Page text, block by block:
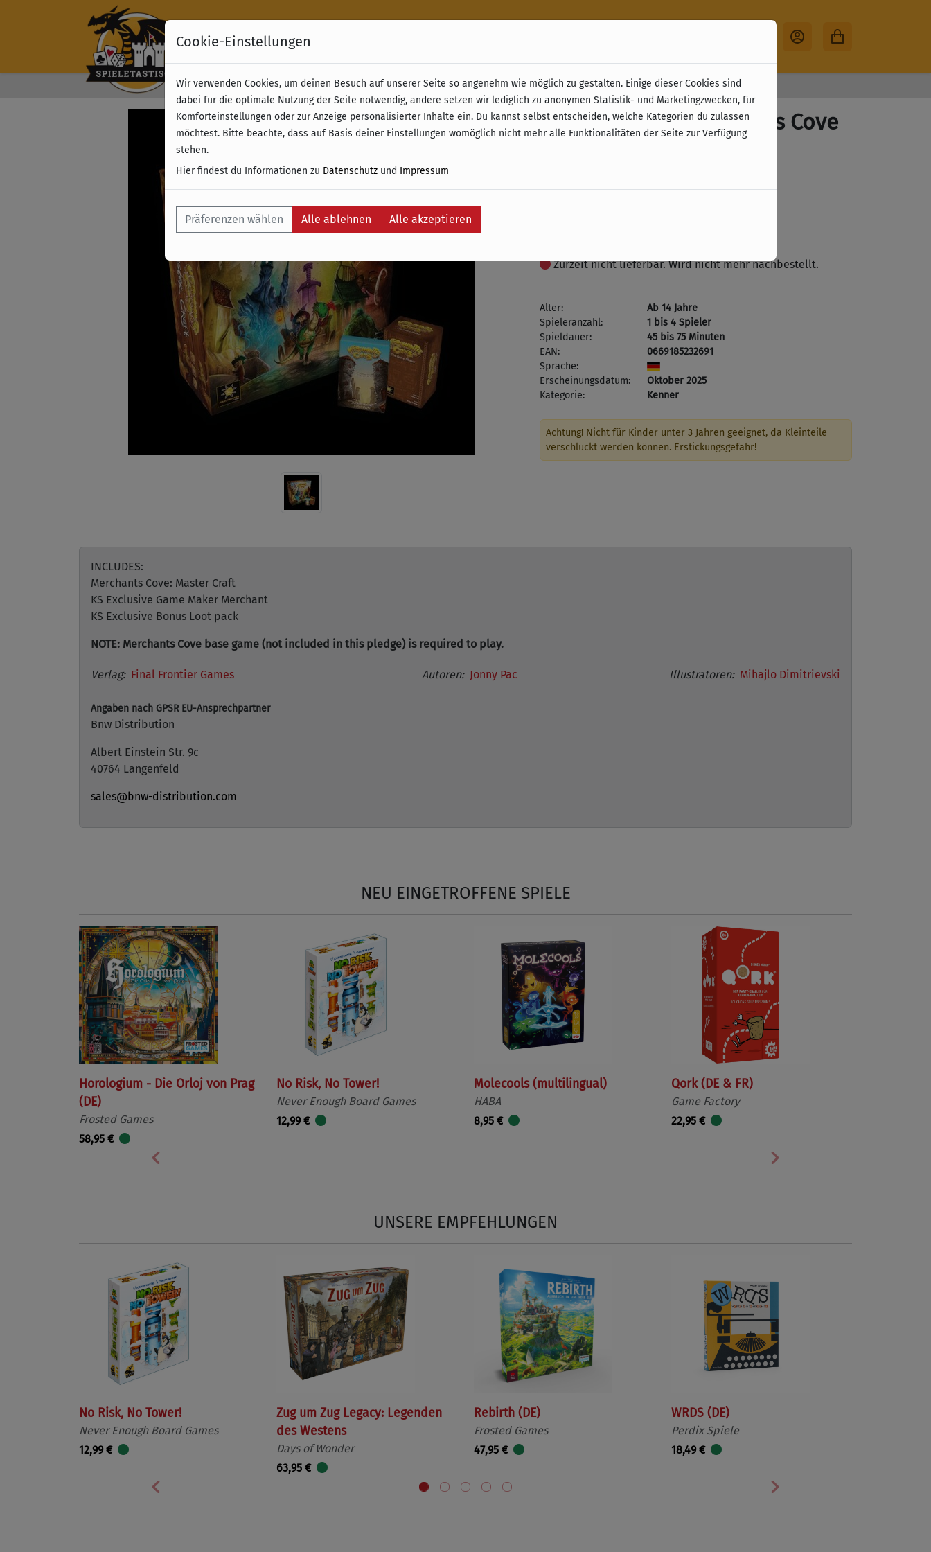
Kostenloser Versand & Retoure ab 49 € (innerhalb Deutschlands) 30 Tage Rückgabe
Master Craft - Merchants Cove
54,99 €
Zurzeit nicht lieferbar. Wird nicht mehr nachbestellt.
Alter:
Ab 14 Jahre
Spieleranzahl:
1 bis 4 Spieler
Spieldauer:
45 bis 75 Minuten
EAN:
0669185232691
Sprache:
Erscheinungsdatum:
Oktober 2025
Kategorie:
Kenner
Achtung! Nicht für Kinder unter 3 Jahren geeignet, da Kleinteile
verschluckt werden können. Erstickungsgefahr!
INCLUDES:
Merchants Cove: Master Craft
KS Exclusive Game Maker Merchant
KS Exclusive Bonus Loot pack
NOTE: Merchants Cove base game (not included in this pledge) is required to play.
Verlag: Final Frontier Games
Angaben nach GPSR EU-Ansprechpartner
Bnw Distribution
Albert Einstein Str. 9c
40764 Langenfeld
sales@bnw-distribution.com
Autoren: Jonny Pac Illustratoren: Mihajlo Dimitrievski
NEU EINGETROFFENE SPIELE
Horologium - Die Orloj von Prag
(DE)
Frosted Games
58,95 €
No Risk, No Tower!
Never Enough Board Games
12,99 €
Molecools (multilingual)
HABA
8,95 €
Qork (DE & FR)
Game Factory
22,95 €
Vorherige Nächste
UNSERE EMPFEHLUNGEN
No Risk, No Tower!
Never Enough Board Games
12,99 €
Zug um Zug Legacy: Legenden
des Westens
Days of Wonder
63,95 €
Rebirth (DE)
Frosted Games
47,95 €
WRDS (DE)
Perdix Spiele
18,49 €
Vorherige Nächste
Cookie-Einstellungen
Wir verwenden Cookies, um deinen Besuch auf unserer Seite so angenehm wie möglich zu gestalten. Einige dieser Cookies sind
dabei für die optimale Nutzung der Seite notwendig, andere setzen wir lediglich zu anonymen Statistik- und Marketingzwecken, für
Komforteinstellungen oder zur Anzeige personalisierter Inhalte ein. Du kannst selbst entscheiden, welche Kategorien du zulassen
möchtest. Bitte beachte, dass auf Basis deiner Einstellungen womöglich nicht mehr alle Funktionalitäten der Seite zur Verfügung
stehen.
Hier findest du Informationen zu Datenschutz und Impressum
Präferenzen wählen Alle ablehnen Alle akzeptieren